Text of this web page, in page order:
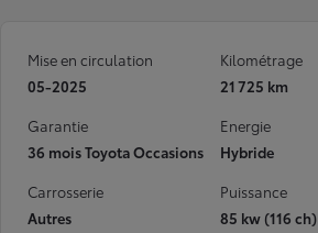
Mise en circulation
05-2025
Kilométrage
21 725 km
Garantie
36 mois Toyota Occasions
Energie
Hybride
Carrosserie
Autres
Puissance
85 kw (116 ch)